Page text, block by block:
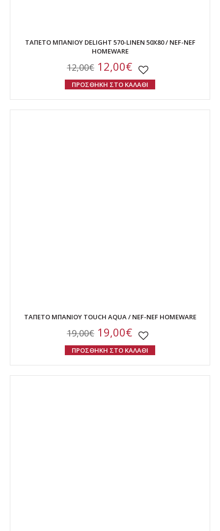
ΤΑΠΕΤΟ ΜΠΑΝΙΟΥ DELIGHT 570-LINEN 50X80 / NEF-NEF
HOMEWARE
12,00€ 12,00€
ΠΡΟΣΘΗΚΗ ΣΤΟ ΚΑΛΑΘΙ
ΤΑΠΕΤΟ ΜΠΑΝΙΟΥ TOUCH AQUA / NEF-NEF HOMEWARE
19,00€ 19,00€
ΠΡΟΣΘΗΚΗ ΣΤΟ ΚΑΛΑΘΙ